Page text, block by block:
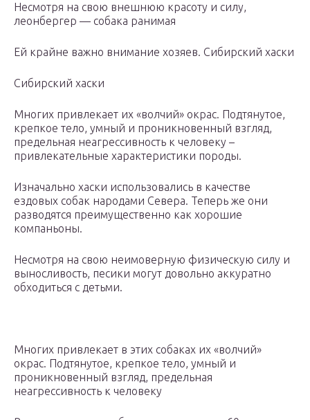
Несмотря на свою внешнюю красоту и силу,
леонбергер — собака ранимая
Ей крайне важно внимание хозяев. Сибирский хаски
Сибирский хаски
Многих привлекает их «волчий» окрас. Подтянутое,
крепкое тело, умный и проникновенный взгляд,
предельная неагрессивность к человеку –
привлекательные характеристики породы.
Изначально хаски использовались в качестве
ездовых собак народами Севера. Теперь же они
разводятся преимущественно как хорошие
компаньоны.
Несмотря на свою неимоверную физическую силу и
выносливость, песики могут довольно аккуратно
обходиться с детьми.
Многих привлекает в этих собаках их «волчий»
окрас. Подтянутое, крепкое тело, умный и
проникновенный взгляд, предельная
неагрессивность к человеку